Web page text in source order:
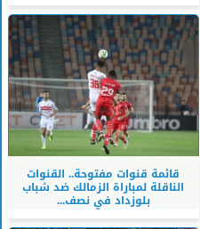
قائمة قنوات مفتوحة.. القنوات
الناقلة لمباراة الزمالك ضد شباب
بلوزداد في نصف...